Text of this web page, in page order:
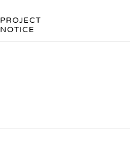
PROJECT
NOTICE